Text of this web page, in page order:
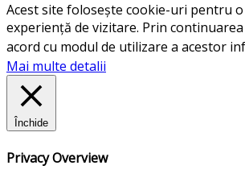
Acest site folosește cookie-uri pentru
experiență de vizitare. Prin
acord cu modul de utilizare a acestor
Mai multe detalii
Închide
Privacy Overview